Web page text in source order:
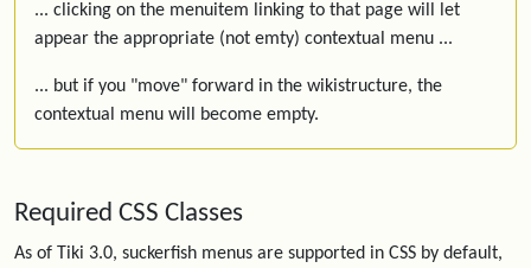
... clicking on the menuitem linking to that page will let
appear the appropriate (not emty) contextual menu ...
... but if you "move" forward in the wikistructure, the
contextual menu will become empty.
Required CSS Classes
As of Tiki 3.0, suckerfish menus are supported in CSS by default,